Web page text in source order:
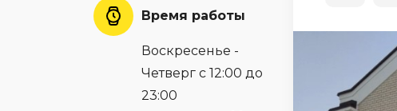
Время работы
Воскресенье -
Четверг с 12:00 до
23:00